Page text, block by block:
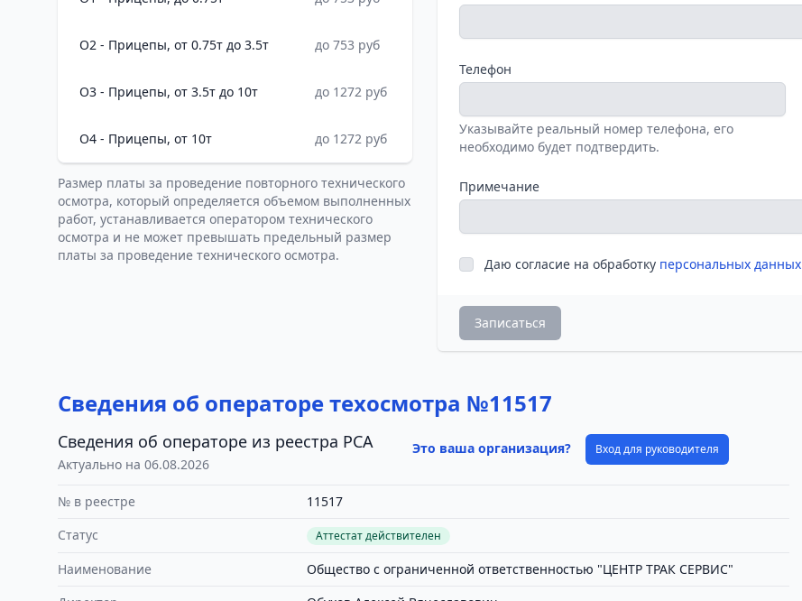
O2 - Прицепы, от 0.75т до 3.5т до 753 руб
O3 - Прицепы, от 3.5т до 10т до 1272 руб
O4 - Прицепы, от 10т до 1272 руб
Размер платы за проведение повторного технического
осмотра, который определяется объемом выполненных
работ, устанавливается оператором технического
осмотра и не может превышать предельный размер
платы за проведение технического осмотра.
Телефон
Указывайте реальный номер телефона, его
необходимо будет подтвердить.
Примечание
Даю согласие на обработку персональных данных
Записаться
Сведения об операторе техосмотра №11517
Сведения об операторе из реестра РСА
Актуально на 06.08.2026
Это ваша организация? Вход для руководителя
№ в реестре
11517
Статус
Аттестат действителен
Наименование
Общество с ограниченной ответственностью "ЦЕНТР ТРАК СЕРВИС"